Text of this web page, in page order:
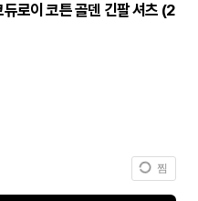
로이 코튼 골덴 긴팔 셔츠 (2
찜